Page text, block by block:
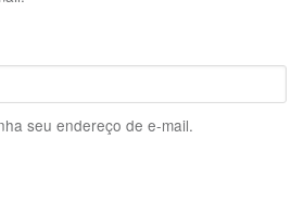
seu endereço de e-mail.